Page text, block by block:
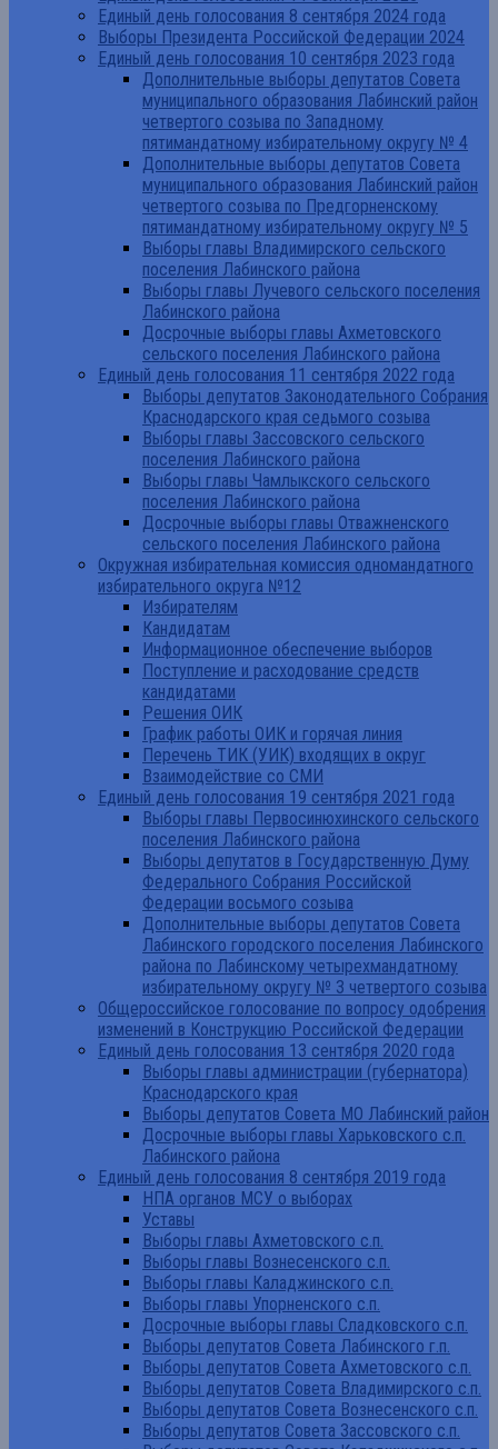
Единый день голосования 8 сентября 2024 года
Выборы Президента Российской Федерации 2024
Единый день голосования 10 сентября 2023 года
Дополнительные выборы депутатов Совета
муниципального образования Лабинский район
четвертого созыва по Западному
пятимандатному избирательному округу № 4
Дополнительные выборы депутатов Совета
муниципального образования Лабинский район
четвертого созыва по Предгорненскому
пятимандатному избирательному округу № 5
Выборы главы Владимирского сельского
поселения Лабинского района
Выборы главы Лучевого сельского поселения
Лабинского района
Досрочные выборы главы Ахметовского
сельского поселения Лабинского района
Единый день голосования 11 сентября 2022 года
Выборы депутатов Законодательного Собрания
Краснодарского края седьмого созыва
Выборы главы Зассовского сельского
поселения Лабинского района
Выборы главы Чамлыкского сельского
поселения Лабинского района
Досрочные выборы главы Отважненского
сельского поселения Лабинского района
Окружная избирательная комиссия одномандатного
избирательного округа №12
Избирателям
Кандидатам
Информационное обеспечение выборов
Поступление и расходование средств
кандидатами
Решения ОИК
График работы ОИК и горячая линия
Перечень ТИК (УИК) входящих в округ
Взаимодействие со СМИ
Единый день голосования 19 сентября 2021 года
Выборы главы Первосинюхинского сельского
поселения Лабинского района
Выборы депутатов в Государственную Думу
Федерального Собрания Российской
Федерации восьмого созыва
Дополнительные выборы депутатов Совета
Лабинского городского поселения Лабинского
района по Лабинскому четырехмандатному
избирательному округу № 3 четвертого созыва
Общероссийское голосование по вопросу одобрения
изменений в Конструкцию Российской Федерации
Единый день голосования 13 сентября 2020 года
Выборы главы администрации (губернатора)
Краснодарского края
Выборы депутатов Совета МО Лабинский район
Досрочные выборы главы Харьковского с.п.
Лабинского района
Единый день голосования 8 сентября 2019 года
НПА органов МСУ о выборах
Уставы
Выборы главы Ахметовского с.п.
Выборы главы Вознесенского с.п.
Выборы главы Каладжинского с.п.
Выборы главы Упорненского с.п.
Досрочные выборы главы Сладковского с.п.
Выборы депутатов Совета Лабинского г.п.
Выборы депутатов Совета Ахметовского с.п.
Выборы депутатов Совета Владимирского с.п.
Выборы депутатов Совета Вознесенского с.п.
Выборы депутатов Совета Зассовского с.п.